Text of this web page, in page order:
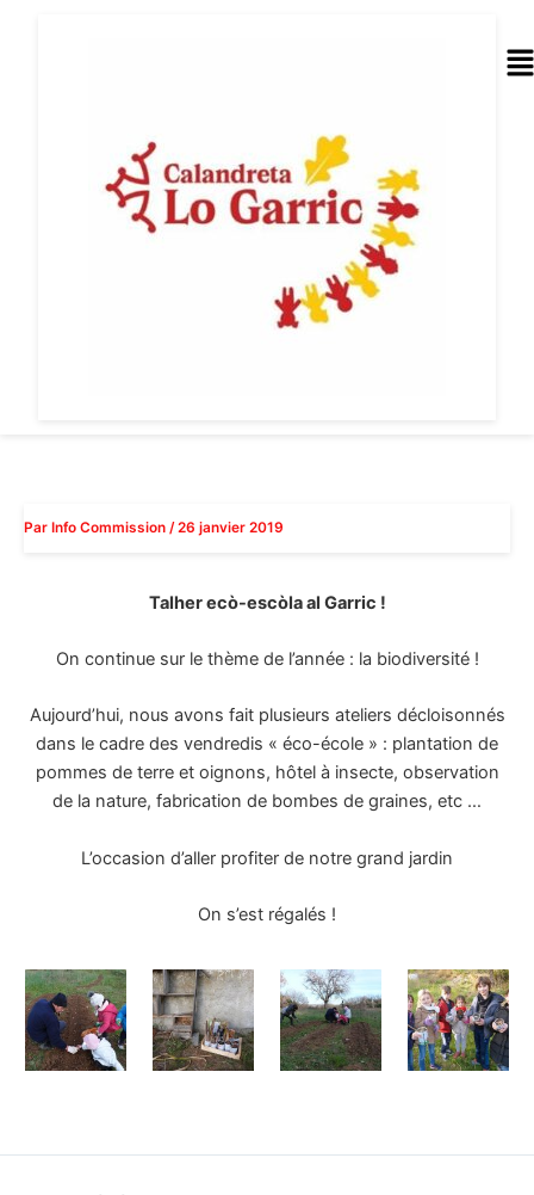
Par Info Commission /26 janvier 2019
Talher ecò-escòla al Garric !
On continue sur le thème de l’année : la biodiversité !
Aujourd’hui, nous avons fait plusieurs ateliers décloisonnés
dans le cadre des vendredis « éco-école » : plantation de
pommes de terre et oignons, hôtel à insecte, observation
de la nature, fabrication de bombes de graines, etc …
L’occasion d’aller profiter de notre grand jardin
On s’est régalés !